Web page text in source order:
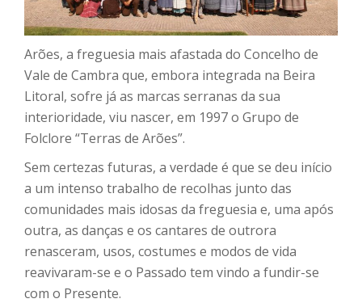
Arões, a freguesia mais afastada do Concelho de
Vale de Cambra que, embora integrada na Beira
Litoral, sofre já as marcas serranas da sua
interioridade, viu nascer, em 1997 o Grupo de
Folclore “Terras de Arões”.
Sem certezas futuras, a verdade é que se deu início
a um intenso trabalho de recolhas junto das
comunidades mais idosas da freguesia e, uma após
outra, as danças e os cantares de outrora
renasceram, usos, costumes e modos de vida
reavivaram-se e o Passado tem vindo a fundir-se
com o Presente.